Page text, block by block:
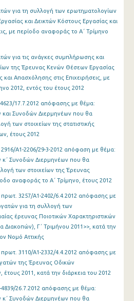
για τη συλλογή των ερωτηματολογίων
και Δεικτών Κόστους Εργασίας και
με περίοδο αναφοράς το Α΄ Τρίμηνο
για τις ανάγκες συμπλήρωσης και
της Έρευνας Κενών Θέσεων Εργασίας
Απασχόλησης στις Επιχειρήσεις, με
2012, εντός του έτους 2012
17.7.2012 απόφασης με θέμα:
και Συνοδών Διερμηνέων που θα
των στοιχείων της στατιστικής
έτους 2012
Α1-2206/29-3-2012 απόφαση με θέμα:
κ΄ Συνοδών Διερμηνέων που θα
των στοιχείων της Έρευνας
αναφοράς το Α΄ Τρίμηνο, έτους 2012
3257/Α1-2402/6.4.2012 απόφασης με
για τη συλλογή των
έρευνας Ποιοτικών Χαρακτηριστικών
Γ΄ Τριμήνου 2011>>, κατά την
Νομό Αττικής
3110/Α1-2332/4.4.2012 απόφασης με
της Έρευνας Οδικών
2011, κατά την διάρκεια του 2012
26.7.2012 απόφασης με θέμα:
κ΄ Συνοδών Διερμηνέων που θα